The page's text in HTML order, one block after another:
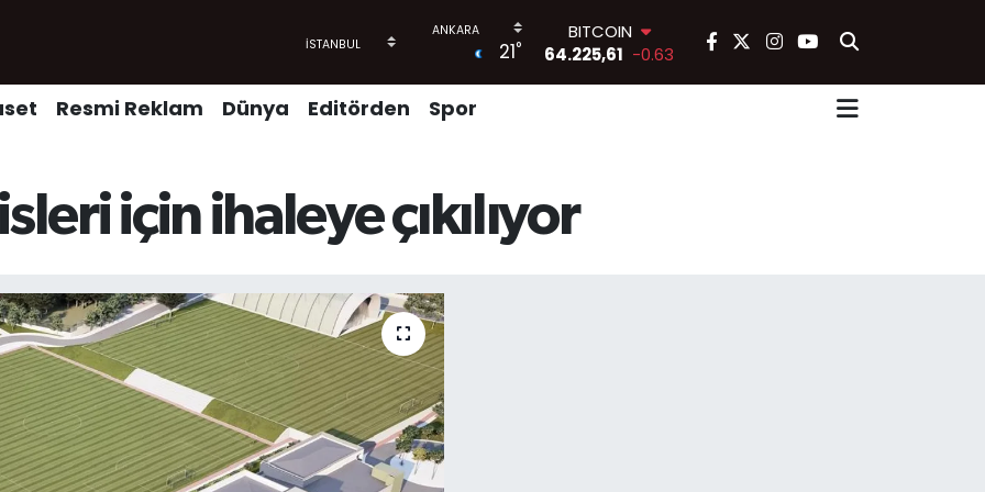
21°
BITCOIN
64.225,61 -0.63
GRAM ALTIN
6510.40
Resmi Reklam Dünya Editörden Spor
için ihaleye çıkılıyor